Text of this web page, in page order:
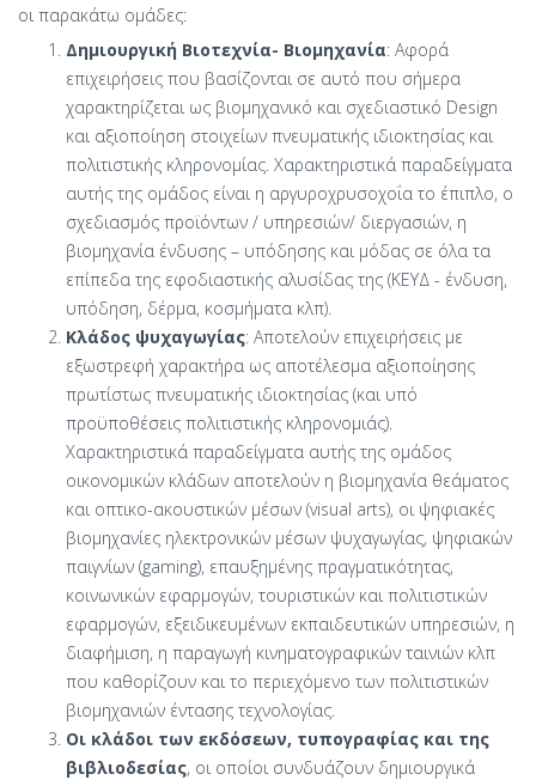
οι παρακάτω ομάδες:
Δημιουργική Βιοτεχνία- Βιομηχανία: Αφορά
επιχειρήσεις που βασίζονται σε αυτό που σήμερα
χαρακτηρίζεται ως βιομηχανικό και σχεδιαστικό Design
και αξιοποίηση στοιχείων πνευματικής ιδιοκτησίας και
πολιτιστικής κληρονομίας. Χαρακτηριστικά παραδείγματα
αυτής της ομάδος είναι η αργυροχρυσοχοΐα το έπιπλο, o
σχεδιασμός προϊόντων / υπηρεσιών/ διεργασιών, η
βιομηχανία ένδυσης – υπόδησης και μόδας σε όλα τα
επίπεδα της εφοδιαστικής αλυσίδας της (ΚΕΥΔ - ένδυση,
υπόδηση, δέρμα, κοσμήματα κλπ).
Κλάδος ψυχαγωγίας: Αποτελούν επιχειρήσεις με
εξωστρεφή χαρακτήρα ως αποτέλεσμα αξιοποίησης
πρωτίστως πνευματικής ιδιοκτησίας (και υπό
προϋποθέσεις πολιτιστικής κληρονομιάς).
Χαρακτηριστικά παραδείγματα αυτής της ομάδος
οικονομικών κλάδων αποτελούν η βιομηχανία θεάματος
και οπτικο-ακουστικών μέσων (visual arts), οι ψηφιακές
βιομηχανίες ηλεκτρονικών μέσων ψυχαγωγίας, ψηφιακών
παιγνίων (gaming), επαυξημένης πραγματικότητας,
κοινωνικών εφαρμογών, τουριστικών και πολιτιστικών
εφαρμογών, εξειδικευμένων εκπαιδευτικών υπηρεσιών, η
διαφήμιση, η παραγωγή κινηματογραφικών ταινιών κλπ
που καθορίζουν και το περιεχόμενο των πολιτιστικών
βιομηχανιών έντασης τεχνολογίας.
Οι κλάδοι των εκδόσεων, τυπογραφίας και της
βιβλιοδεσίας, οι οποίοι συνδυάζουν δημιουργικά